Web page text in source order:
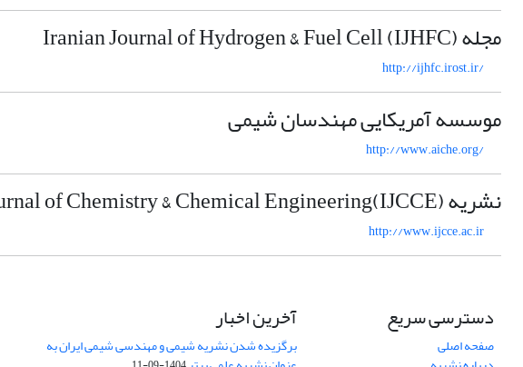
مجله Iranian Journal of Hydrogen & Fuel Cell (IJHFC)
http://ijhfc.irost.ir/
موسسه آمریکایی مهندسان شیمی
http://www.aiche.org/
نشریه Iranian Journal of Chemistry & Chemical Engineering(IJCCE)
http://www.ijcce.ac.ir
دسترسی سریع
صفحه اصلی
آخرین اخبار
برگزیده شدن نشریه شیمی و مهندسی شیمی ایران به